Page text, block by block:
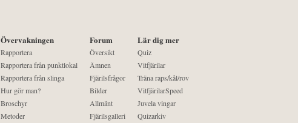
Övervakningen
Rapportera
Rapportera från punktlokal
Rapportera från slinga
Hur gör man?
Broschyr
Metoder
Forum
Översikt
Ämnen
Fjärilsfrågor
Bilder
Allmänt
Fjärilsgalleri
Lär dig mer
Quiz
Vitfjärilar
Träna raps/kål/rov
VitfjärilarSpeed
Juvela vingar
Quizarkiv